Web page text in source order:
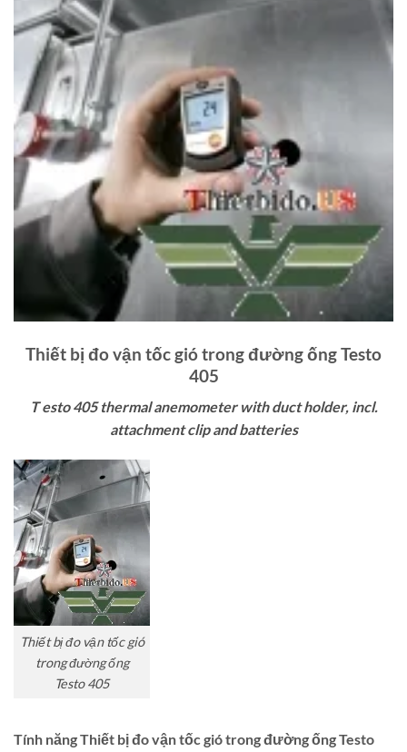
Thiết bị đo vận tốc gió trong đường ống Testo
405
T esto 405 thermal anemometer with duct holder, incl.
attachment clip and batteries
Thiết bị đo vận tốc gió
trong đường ống
Testo 405
Tính năng Thiết bị đo vận tốc gió trong đường ống Testo